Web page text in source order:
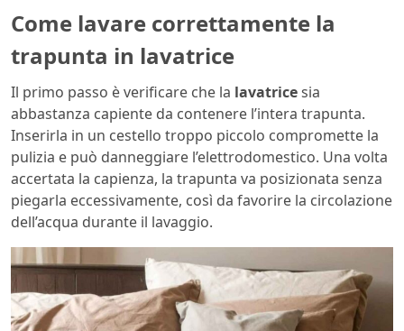
Come lavare correttamente la
trapunta in lavatrice
Il primo passo è verificare che la lavatricesia
abbastanza capiente da contenere l’intera trapunta.
Inserirla in un cestello troppo piccolo compromette la
pulizia e può danneggiare l’elettrodomestico. Una volta
accertata la capienza, la trapunta va posizionata senza
piegarla eccessivamente, così da favorire la circolazione
dell’acqua durante il lavaggio.